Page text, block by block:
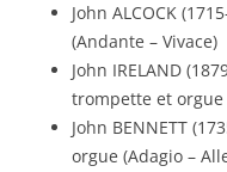
John ALCOCK
(Andante – Vivace)
John IRELAND
trompette et orgue
John BENNETT
orgue (Adagio –